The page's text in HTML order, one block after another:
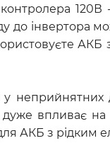
до
впливає
АКБ з рідким